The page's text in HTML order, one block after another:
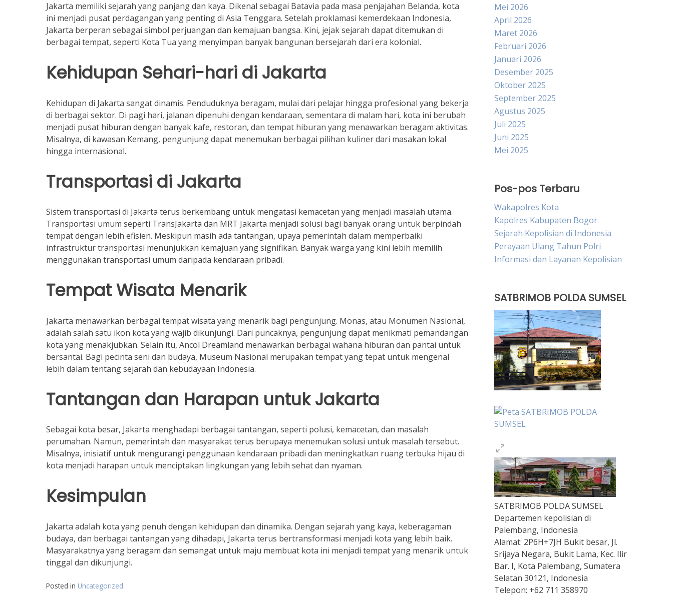
Jakarta memiliki sejarah yang panjang dan kaya. Dikenal sebagai Batavia pada masa penjajahan Belanda, kota
ini menjadi pusat perdagangan yang penting di Asia Tenggara. Setelah proklamasi kemerdekaan Indonesia,
Jakarta berperan sebagai simbol perjuangan dan kemajuan bangsa. Kini, jejak sejarah dapat ditemukan di
berbagai tempat, seperti Kota Tua yang menyimpan banyak bangunan bersejarah dari era kolonial.
Kehidupan Sehari-hari di Jakarta
Kehidupan di Jakarta sangat dinamis. Penduduknya beragam, mulai dari pelajar hingga profesional yang bekerja
di berbagai sektor. Di pagi hari, jalanan dipenuhi dengan kendaraan, sementara di malam hari, kota ini berubah
menjadi pusat hiburan dengan banyak kafe, restoran, dan tempat hiburan yang menawarkan beragam aktivitas.
Misalnya, di kawasan Kemang, pengunjung dapat menemukan berbagai pilihan kuliner dari masakan lokal
hingga internasional.
Transportasi di Jakarta
Sistem transportasi di Jakarta terus berkembang untuk mengatasi kemacetan yang menjadi masalah utama.
Transportasi umum seperti TransJakarta dan MRT Jakarta menjadi solusi bagi banyak orang untuk berpindah
tempat dengan lebih efisien. Meskipun masih ada tantangan, upaya pemerintah dalam memperbaiki
infrastruktur transportasi menunjukkan kemajuan yang signifikan. Banyak warga yang kini lebih memilih
menggunakan transportasi umum daripada kendaraan pribadi.
Tempat Wisata Menarik
Jakarta menawarkan berbagai tempat wisata yang menarik bagi pengunjung. Monas, atau Monumen Nasional,
adalah salah satu ikon kota yang wajib dikunjungi. Dari puncaknya, pengunjung dapat menikmati pemandangan
kota yang menakjubkan. Selain itu, Ancol Dreamland menawarkan berbagai wahana hiburan dan pantai untuk
bersantai. Bagi pecinta seni dan budaya, Museum Nasional merupakan tempat yang tepat untuk mengenal
lebih dalam tentang sejarah dan kebudayaan Indonesia.
Tantangan dan Harapan untuk Jakarta
Sebagai kota besar, Jakarta menghadapi berbagai tantangan, seperti polusi, kemacetan, dan masalah
perumahan. Namun, pemerintah dan masyarakat terus berupaya menemukan solusi untuk masalah tersebut.
Misalnya, inisiatif untuk mengurangi penggunaan kendaraan pribadi dan meningkatkan ruang terbuka hijau di
kota menjadi harapan untuk menciptakan lingkungan yang lebih sehat dan nyaman.
Kesimpulan
Jakarta adalah kota yang penuh dengan kehidupan dan dinamika. Dengan sejarah yang kaya, keberagaman
budaya, dan berbagai tantangan yang dihadapi, Jakarta terus bertransformasi menjadi kota yang lebih baik.
Masyarakatnya yang beragam dan semangat untuk maju membuat kota ini menjadi tempat yang menarik untuk
tinggal dan dikunjungi.
Posted in Uncategorized
Mei 2026
April 2026
Maret 2026
Februari 2026
Januari 2026
Desember 2025
Oktober 2025
September 2025
Agustus 2025
Juli 2025
Juni 2025
Mei 2025
Pos-pos Terbaru
Wakapolres Kota
Kapolres Kabupaten Bogor
Sejarah Kepolisian di Indonesia
Perayaan Ulang Tahun Polri
Informasi dan Layanan Kepolisian
SATBRIMOB POLDA SUMSEL
SATBRIMOB POLDA SUMSEL
Departemen kepolisian di
Palembang, Indonesia
Alamat: 2P6H+7JH Bukit besar, Jl.
Srijaya Negara, Bukit Lama, Kec. Ilir
Bar. I, Kota Palembang, Sumatera
Selatan 30121, Indonesia
Telepon: +62 711 358970